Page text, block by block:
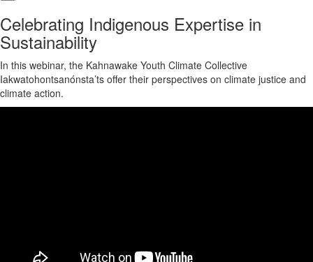
Celebrating Indigenous Expertise in
Sustainability
In this webinar, the Kahnawake Youth Climate Collective
Iakwatohontsanónsta’ts offer their perspectives on climate justice and
climate action.